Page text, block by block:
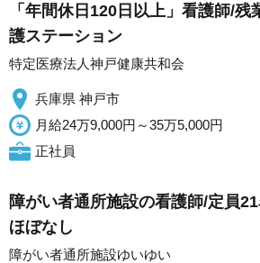
「年間休日120日以上」看護師/
護ステーション
特定医療法人神戸健康共和会
兵庫県 神戸市
月給24万9,000円～35万5,000円
正社員
障がい者通所施設の看護師/定員
ほぼなし
障がい者通所施設ゆいゆい